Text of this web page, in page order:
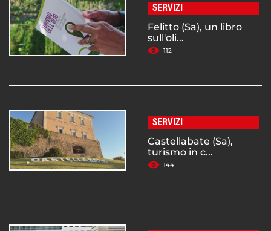
SERVIZI
Felitto (Sa), un libro
sull'oli...
112
SERVIZI
Castellabate (Sa),
turismo in c...
144